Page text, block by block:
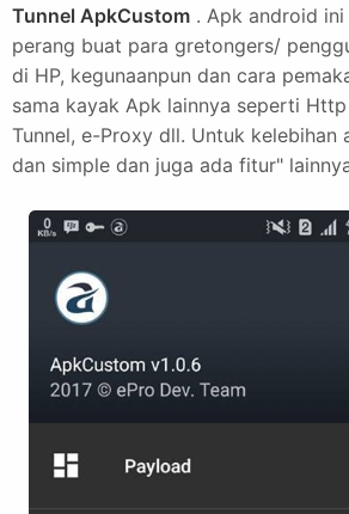
Tunnel ApkCustom . Apk android
perang buat para gretongers/
di HP, kegunaanpun dan cara
sama kayak Apk lainnya seperti Http
Tunnel, e-Proxy dll. Untuk kelebihan
dan simple dan juga ada fitur"